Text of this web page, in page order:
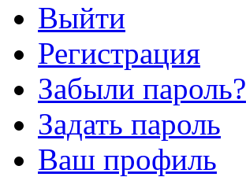
Выйти
Регистрация
Забыли пароль?
Задать пароль
Ваш профиль